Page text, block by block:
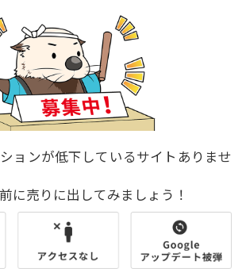
ョンが低下しているサイトありませ
に売りに出してみましょう！